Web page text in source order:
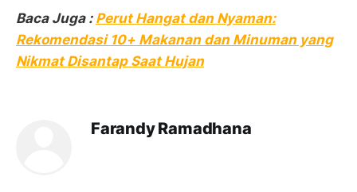
Baca Juga : Perut Hangat dan Nyaman:
Rekomendasi 10+ Makanan dan Minuman yang
Nikmat Disantap Saat Hujan
Farandy Ramadhana